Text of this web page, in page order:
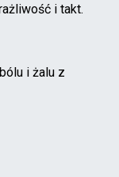
i takt.
i żalu z